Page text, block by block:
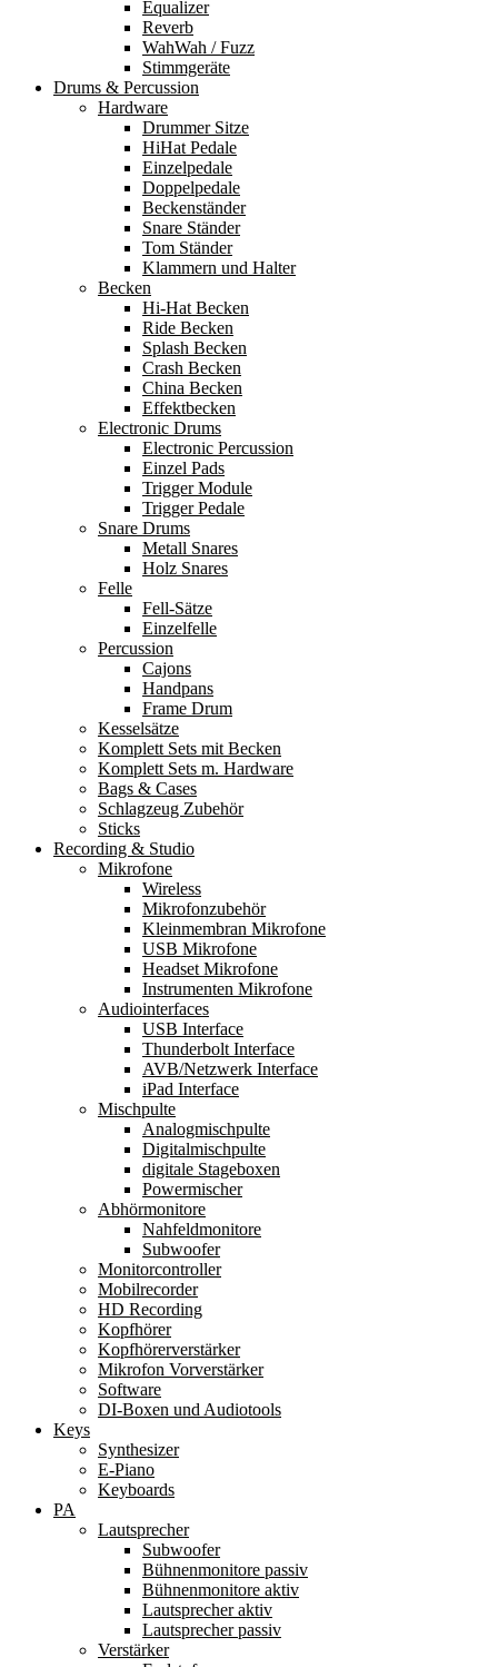
Equalizer
Reverb
WahWah / Fuzz
Stimmgeräte
Drums & Percussion
Hardware
Drummer Sitze
HiHat Pedale
Einzelpedale
Doppelpedale
Beckenständer
Snare Ständer
Tom Ständer
Klammern und Halter
Becken
Hi-Hat Becken
Ride Becken
Splash Becken
Crash Becken
China Becken
Effektbecken
Electronic Drums
Electronic Percussion
Einzel Pads
Trigger Module
Trigger Pedale
Snare Drums
Metall Snares
Holz Snares
Felle
Fell-Sätze
Einzelfelle
Percussion
Cajons
Handpans
Frame Drum
Kesselsätze
Komplett Sets mit Becken
Komplett Sets m. Hardware
Bags & Cases
Schlagzeug Zubehör
Sticks
Recording & Studio
Mikrofone
Wireless
Mikrofonzubehör
Kleinmembran Mikrofone
USB Mikrofone
Headset Mikrofone
Instrumenten Mikrofone
Audiointerfaces
USB Interface
Thunderbolt Interface
AVB/Netzwerk Interface
iPad Interface
Mischpulte
Analogmischpulte
Digitalmischpulte
digitale Stageboxen
Powermischer
Abhörmonitore
Nahfeldmonitore
Subwoofer
Monitorcontroller
Mobilrecorder
HD Recording
Kopfhörer
Kopfhörerverstärker
Mikrofon Vorverstärker
Software
DI-Boxen und Audiotools
Keys
Synthesizer
E-Piano
Keyboards
PA
Lautsprecher
Subwoofer
Bühnenmonitore passiv
Bühnenmonitore aktiv
Lautsprecher aktiv
Lautsprecher passiv
Verstärker